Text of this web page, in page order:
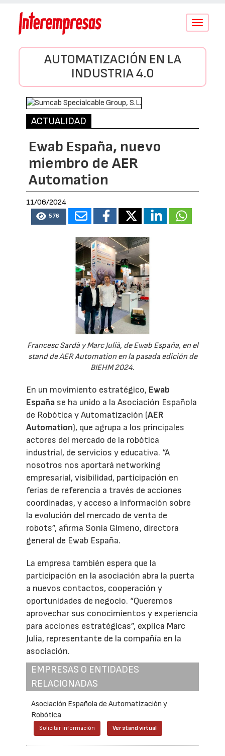
Conmutar
AUTOMATIZACIÓN EN LA
INDUSTRIA 4.0
ACTUALIDAD
Ewab España, nuevo
miembro de AER
Automation
11/06/2024
576
Francesc Sardà y Marc Julià, de Ewab España, en el
stand de AER Automation en la pasada edición de
BIEHM 2024.
En un movimiento estratégico, Ewab
España se ha unido a la Asociación Española
de Robótica y Automatización (AER
Automation), que agrupa a los principales
actores del mercado de la robótica
industrial, de servicios y educativa. “A
nosotros nos aportará networking
empresarial, visibilidad, participación en
ferias de referencia a través de acciones
coordinadas, y acceso a información sobre
la evolución del mercado de venta de
robots”, afirma Sonia Gimeno, directora
general de Ewab España.
La empresa también espera que la
participación en la asociación abra la puerta
a nuevos contactos, cooperación y
oportunidades de negocio. “Queremos
aprovechar sus conocimientos y experiencia
para acciones estratégicas”, explica Marc
Julia, representante de la compañía en la
asociación.
EMPRESAS O ENTIDADES
RELACIONADAS
Asociación Española de Automatización y
Robótica
Solicitar información Ver stand virtual